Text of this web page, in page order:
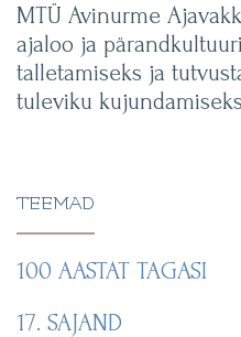
MTÜ Avinurme
ajaloo ja
talletamiseks ja
tuleviku
TEEMAD
100 AASTAT TAGASI
17. SAJAND